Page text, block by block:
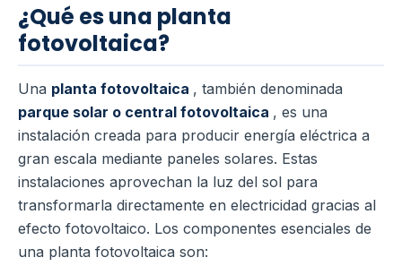
¿Qué es una planta
fotovoltaica?
Una planta fotovoltaica , también denominada
parque solar o central fotovoltaica , es una
instalación creada para producir energía eléctrica a
gran escala mediante paneles solares. Estas
instalaciones aprovechan la luz del sol para
transformarla directamente en electricidad gracias al
efecto fotovoltaico. Los componentes esenciales de
una planta fotovoltaica son: